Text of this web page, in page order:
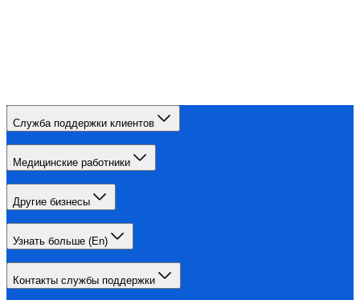
Служба поддержки клиентов
Медицинские работники
Другие бизнесы
Узнать больше (En)
Контакты службы поддержки